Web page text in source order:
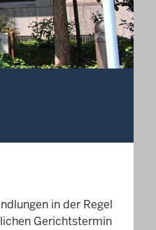
in der Regel
Gerichtstermin